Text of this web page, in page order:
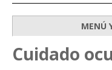
MENÚ
Cuidado